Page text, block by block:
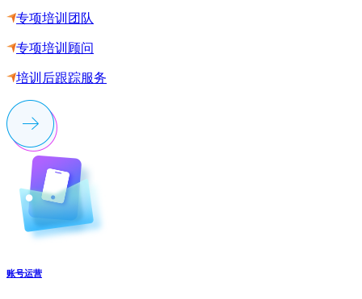
专项培训团队
专项培训顾问
培训后跟踪服务
账号运营